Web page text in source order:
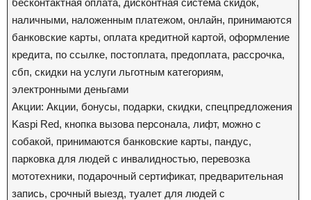
бесконтактная оплата, дисконтная система скидок,
наличными, наложенным платежом, онлайн, принимаются
банковские карты, оплата кредитной картой, оформление
кредита, по ссылке, постоплата, предоплата, рассрочка,
сбп, скидки на услуги льготным категориям,
электронными деньгами
Акции: Акции, бонусы, подарки, скидки, спецпредложения
Kaspi Red, кнопка вызова персонала, лифт, можно с
собакой, принимаются банковские карты, пандус,
парковка для людей с инвалидностью, перевозка
мототехники, подарочный сертификат, предварительная
запись, срочный выезд, туалет для людей с